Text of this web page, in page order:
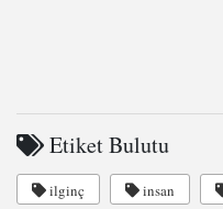
Etiket Bulutu
ilginç insan